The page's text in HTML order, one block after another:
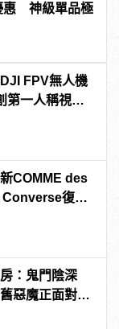
惠 神級單品極
FPV無人機
第一人稱視角
COMME des
復古
：鬼門陰深
惡魔正面對